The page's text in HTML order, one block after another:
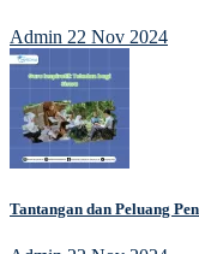
Admin 22 Nov 2024
Tantangan dan Peluang